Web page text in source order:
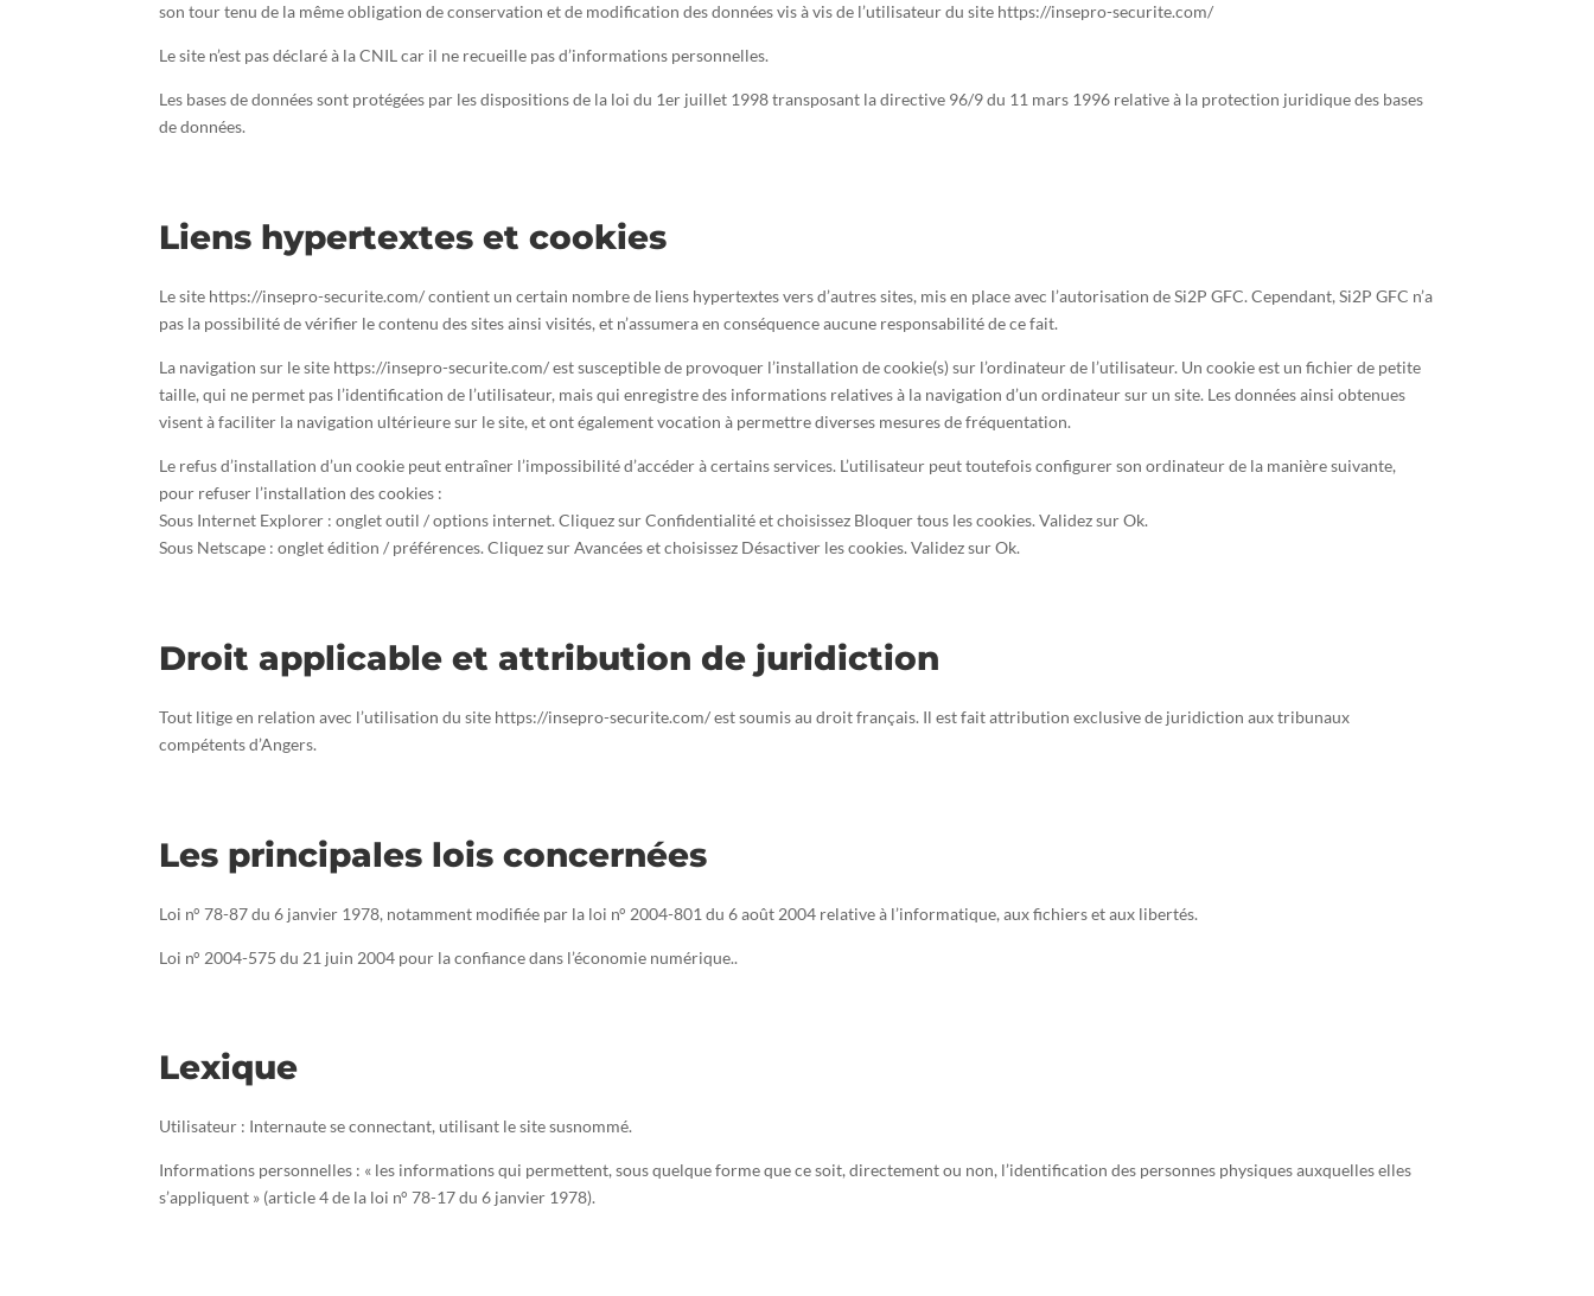
son tour tenu de la même obligation de conservation et de modification des données vis à vis de l’utilisateur du site https://insepro-securite.com/
Le site n’est pas déclaré à la CNIL car il ne recueille pas d’informations personnelles.
Les bases de données sont protégées par les dispositions de la loi du 1er juillet 1998 transposant la directive 96/9 du 11 mars 1996 relative à la protection juridique des bases
de données.
Liens hypertextes et cookies
Le site https://insepro-securite.com/ contient un certain nombre de liens hypertextes vers d’autres sites, mis en place avec l’autorisation de Si2P GFC. Cependant, Si2P GFC n’a
pas la possibilité de vérifier le contenu des sites ainsi visités, et n’assumera en conséquence aucune responsabilité de ce fait.
La navigation sur le site https://insepro-securite.com/ est susceptible de provoquer l’installation de cookie(s) sur l’ordinateur de l’utilisateur. Un cookie est un fichier de petite
taille, qui ne permet pas l’identification de l’utilisateur, mais qui enregistre des informations relatives à la navigation d’un ordinateur sur un site. Les données ainsi obtenues
visent à faciliter la navigation ultérieure sur le site, et ont également vocation à permettre diverses mesures de fréquentation.
Le refus d’installation d’un cookie peut entraîner l’impossibilité d’accéder à certains services. L’utilisateur peut toutefois configurer son ordinateur de la manière suivante,
pour refuser l’installation des cookies :
Sous Internet Explorer : onglet outil / options internet. Cliquez sur Confidentialité et choisissez Bloquer tous les cookies. Validez sur Ok.
Sous Netscape : onglet édition / préférences. Cliquez sur Avancées et choisissez Désactiver les cookies. Validez sur Ok.
Droit applicable et attribution de juridiction
Tout litige en relation avec l’utilisation du site https://insepro-securite.com/ est soumis au droit français. Il est fait attribution exclusive de juridiction aux tribunaux
compétents d’Angers.
Les principales lois concernées
Loi n° 78-87 du 6 janvier 1978, notamment modifiée par la loi n° 2004-801 du 6 août 2004 relative à l’informatique, aux fichiers et aux libertés.
Loi n° 2004-575 du 21 juin 2004 pour la confiance dans l’économie numérique..
Lexique
Utilisateur : Internaute se connectant, utilisant le site susnommé.
Informations personnelles : « les informations qui permettent, sous quelque forme que ce soit, directement ou non, l’identification des personnes physiques auxquelles elles
s’appliquent » (article 4 de la loi n° 78-17 du 6 janvier 1978).